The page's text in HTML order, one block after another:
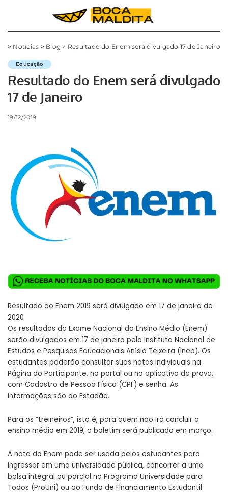
> Notícias > Blog > Resultado do Enem será divulgado 17 de Janeiro
Educação
Resultado do Enem será divulgado
17 de Janeiro
19/12/2019
Resultado do Enem 2019 será divulgado em 17 de janeiro de
2020
Os resultados do Exame Nacional do Ensino Médio (Enem)
serão divulgados em 17 de janeiro pelo Instituto Nacional de
Estudos e Pesquisas Educacionais Anísio Teixeira (Inep). Os
estudantes poderão consultar suas notas individuais na
Página do Participante, no portal ou no aplicativo da prova,
com Cadastro de Pessoa Física (CPF) e senha. As
informações são do Estadão.
Para os “treineiros”, isto é, para quem não irá concluir o
ensino médio em 2019, o boletim será publicado em março.
A nota do Enem pode ser usada pelos estudantes para
ingressar em uma universidade pública, concorrer a uma
bolsa integral ou parcial no Programa Universidade para
Todos (ProUni) ou ao Fundo de Financiamento Estudantil